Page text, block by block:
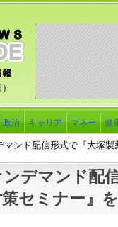
)
政治 キャリア マネー 健
マンド配信形式で『大塚
デマンド配
セミナー』